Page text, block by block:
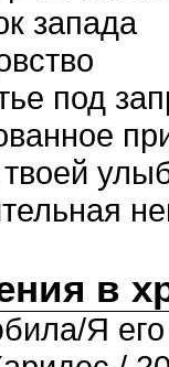
запада
под
в
Я